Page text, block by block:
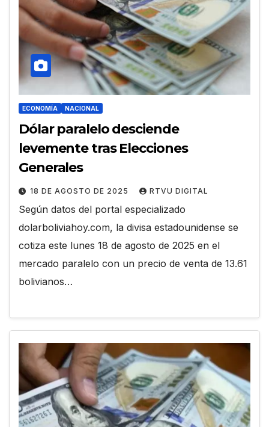
ECONOMÍA NACIONAL
Dólar paralelo desciende
levemente tras Elecciones
Generales
18 DE AGOSTO DE 2025 RTVU DIGITAL
Según datos del portal especializado
dolarboliviahoy.com, la divisa estadounidense se
cotiza este lunes 18 de agosto de 2025 en el
mercado paralelo con un precio de venta de 13.61
bolivianos…